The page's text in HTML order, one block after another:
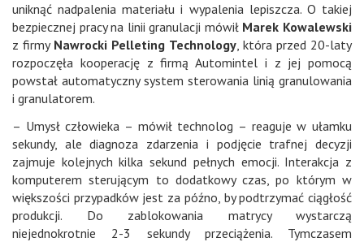
uniknąć nadpalenia materiału i wypalenia lepiszcza. O takiej
bezpiecznej pracy na linii granulacji mówił Marek Kowalewski
z firmy Nawrocki Pelleting Technology, która przed 20-laty
rozpoczęła kooperację z firmą Automintel i z jej pomocą
powstał automatyczny system sterowania linią granulowania
i granulatorem.
– Umysł człowieka – mówił technolog – reaguje w ułamku
sekundy, ale diagnoza zdarzenia i podjęcie trafnej decyzji
zajmuje kolejnych kilka sekund pełnych emocji. Interakcja z
komputerem sterującym to dodatkowy czas, po którym w
większości przypadków jest za późno, by podtrzymać ciągłość
produkcji. Do zablokowania matrycy wystarczą
niejednokrotnie 2-3 sekundy przeciążenia. Tymczasem